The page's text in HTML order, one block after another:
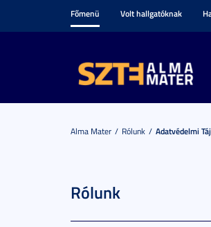
Főmenü Volt hallgatóknak
Alma Mater Rólunk Adatvédelmi
Rólunk